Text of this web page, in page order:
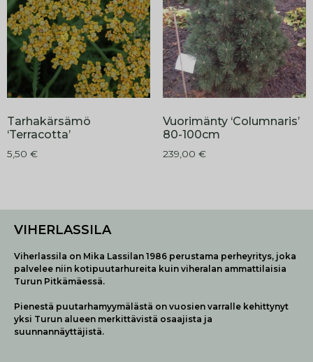
Tarhakärsämö
‘Terracotta’
5,50 €
Vuorimänty ‘Columnaris’
80-100cm
239,00 €
VIHERLASSILA
Viherlassila on Mika Lassilan 1986 perustama perheyritys, joka
palvelee niin kotipuutarhureita kuin viheralan ammattilaisia
Turun Pitkämäessä.
Pienestä puutarhamyymälästä on vuosien varralle kehittynyt
yksi Turun alueen merkittävistä osaajista ja
suunnannäyttäjistä.